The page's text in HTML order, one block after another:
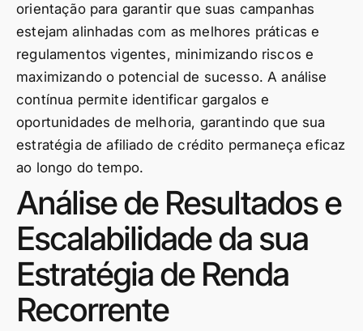
orientação para garantir que suas campanhas
estejam alinhadas com as melhores práticas e
regulamentos vigentes, minimizando riscos e
maximizando o potencial de sucesso. A análise
contínua permite identificar gargalos e
oportunidades de melhoria, garantindo que sua
estratégia de afiliado de crédito permaneça eficaz
ao longo do tempo.
Análise de Resultados e
Escalabilidade da sua
Estratégia de Renda
Recorrente